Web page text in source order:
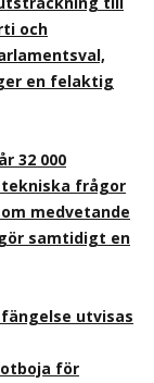
och
en felaktig
32 000
frågor
medvetande
samtidigt en
utvisas
för